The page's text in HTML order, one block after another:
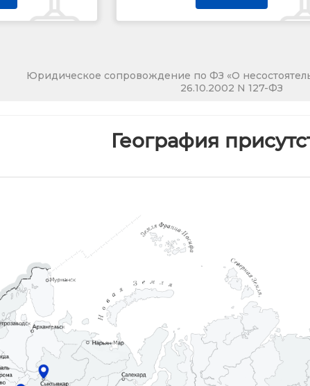
Юридическое сопровождение по ФЗ «О
26.10.2002 N 127-ФЗ
География